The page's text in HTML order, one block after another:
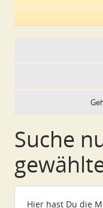
Suche
Hier hast Du die